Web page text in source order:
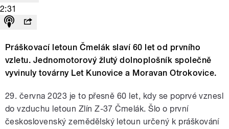
2:31
Práškovací letoun Čmelák slaví 60 let od prvního
vzletu. Jednomotorový žlutý dolnoplošník společně
vyvinuly továrny Let Kunovice a Moravan Otrokovice.
29. června 2023 je to přesně 60 let, kdy se poprvé vznesl
do vzduchu letoun Zlín Z-37 Čmelák. Šlo o první
československý zemědělský letoun určený k práškování